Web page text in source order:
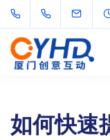
如何快速